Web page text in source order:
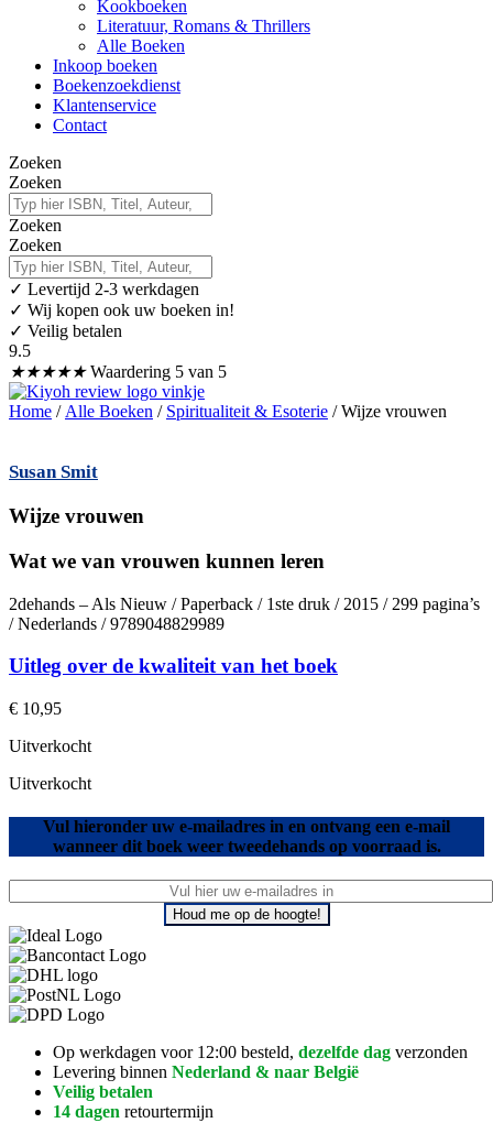
Kookboeken
Literatuur, Romans & Thrillers
Alle Boeken
Inkoop boeken
Boekenzoekdienst
Klantenservice
Contact
Zoeken
Zoeken
Zoeken
Zoeken
✓ Levertijd 2-3 werkdagen
✓ Wij kopen ook uw boeken in!
✓ Veilig betalen
9.5
★★★★★ Waardering 5 van 5
Home / Alle Boeken / Spiritualiteit & Esoterie / Wijze vrouwen
Susan Smit
Wijze vrouwen
Wat we van vrouwen kunnen leren
2dehands – Als Nieuw / Paperback / 1ste druk / 2015 / 299 pagina’s
/ Nederlands / 9789048829989
Uitleg over de kwaliteit van het boek
€ 10,95
Uitverkocht
Uitverkocht
Vul hieronder uw e-mailadres in en ontvang een e-mail
wanneer dit boek weer tweedehands op voorraad is.
Houd me op de hoogte!
Op werkdagen voor 12:00 besteld, dezelfde dag verzonden
Levering binnen Nederland & naar België
Veilig betalen
14 dagen retourtermijn